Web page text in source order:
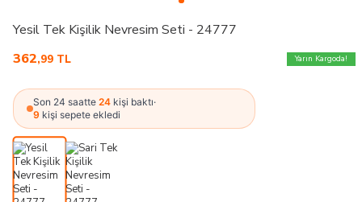
Yesil Tek Kişilik Nevresim Seti - 24777
362,99 TL Yarın Kargoda!
Son 24 saatte 24 kişi baktı·
9 kişi sepete ekledi